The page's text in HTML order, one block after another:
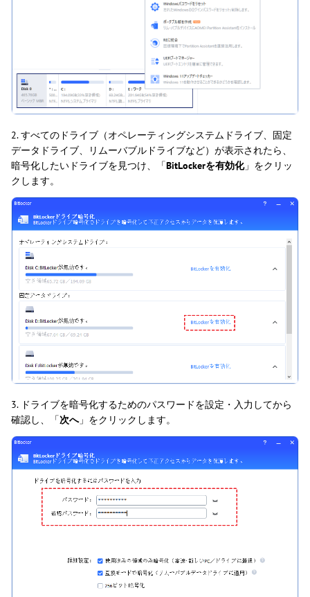
2. すべてのドライブ（オペレーティングシステムドライブ、固定
データドライブ、リムーバブルドライブなど）が表示されたら、
暗号化したいドライブを見つけ、「BitLockerを有効化」をクリッ
クします。
3. ドライブを暗号化するためのパスワードを設定・入力してから
確認し、「次へ」をクリックします。